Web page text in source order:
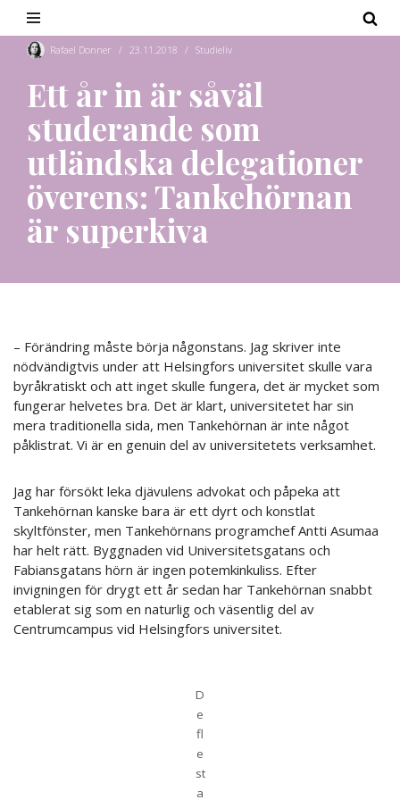
Hoppa
innehåll
Rafael Donner 23.11.2018 Studieliv
Ett år in är såväl
studerande som
utländska delegationer
överens: Tankehörnan
är superkiva
– Förändring måste börja någonstans. Jag skriver inte
nödvändigtvis under att Helsingfors universitet skulle vara
byråkratiskt och att inget skulle fungera, det är mycket som
fungerar helvetes bra. Det är klart, universitetet har sin
mera traditionella sida, men Tankehörnan är inte något
påklistrat. Vi är en genuin del av universitetets verksamhet.
Jag har försökt leka djävulens advokat och påpeka att
Tankehörnan kanske bara är ett dyrt och konstlat
skyltfönster, men Tankehörnans programchef Antti Asumaa
har helt rätt. Byggnaden vid Universitetsgatans och
Fabiansgatans hörn är ingen potemkinkuliss. Efter
invigningen för drygt ett år sedan har Tankehörnan snabbt
etablerat sig som en naturlig och väsentlig del av
Centrumcampus vid Helsingfors universitet.
D
e
fl
e
st
a